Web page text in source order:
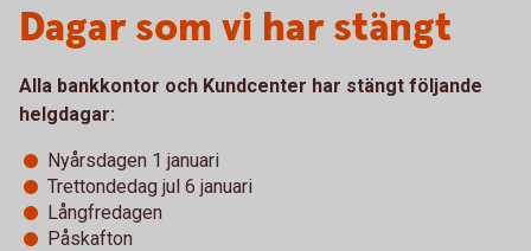
Dagar som vi har stängt
Alla bankkontor och Kundcenter har stängt följande
helgdagar:
Nyårsdagen 1 januari
Trettondedag jul 6 januari
Långfredagen
Påskafton